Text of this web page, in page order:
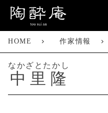
HOME 作家情報
中里隆
なかざとたかし